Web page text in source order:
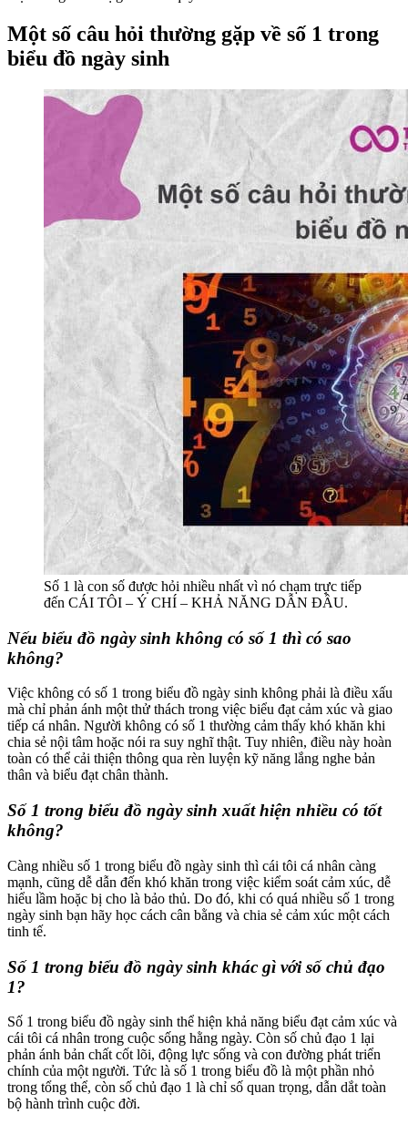
Một số câu hỏi thường gặp về số 1 trong
biểu đồ ngày sinh
Số 1 là con số được hỏi nhiều nhất vì nó chạm trực tiếp
đến CÁI TÔI – Ý CHÍ – KHẢ NĂNG DẪN ĐẦU.
Nếu biểu đồ ngày sinh không có số 1 thì có sao
không?
Việc không có số 1 trong biểu đồ ngày sinh không phải là điều xấu
mà chỉ phản ánh một thử thách trong việc biểu đạt cảm xúc và giao
tiếp cá nhân. Người không có số 1 thường cảm thấy khó khăn khi
chia sẻ nội tâm hoặc nói ra suy nghĩ thật. Tuy nhiên, điều này hoàn
toàn có thể cải thiện thông qua rèn luyện kỹ năng lắng nghe bản
thân và biểu đạt chân thành.
Số 1 trong biểu đồ ngày sinh xuất hiện nhiều có tốt
không?
Càng nhiều số 1 trong biểu đồ ngày sinh thì cái tôi cá nhân càng
mạnh, cũng dễ dẫn đến khó khăn trong việc kiểm soát cảm xúc, dễ
hiểu lầm hoặc bị cho là bảo thủ. Do đó, khi có quá nhiều số 1 trong
ngày sinh bạn hãy học cách cân bằng và chia sẻ cảm xúc một cách
tinh tế.
Số 1 trong biểu đồ ngày sinh khác gì với số chủ đạo
1?
Số 1 trong biểu đồ ngày sinh thể hiện khả năng biểu đạt cảm xúc và
cái tôi cá nhân trong cuộc sống hằng ngày. Còn số chủ đạo 1 lại
phản ánh bản chất cốt lõi, động lực sống và con đường phát triển
chính của một người. Tức là số 1 trong biểu đồ là một phần nhỏ
trong tổng thể, còn số chủ đạo 1 là chỉ số quan trọng, dẫn dắt toàn
bộ hành trình cuộc đời.